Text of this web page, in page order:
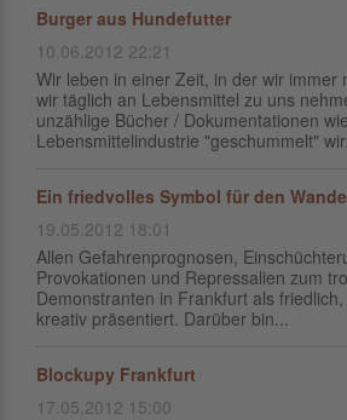
Burger aus Hundefutter
10.06.2012 22:21
Wir leben in einer Zeit, in der wir immer
wir täglich an Lebensmittel zu uns
unzählige Bücher / Dokumentationen
Lebensmittelindustrie "geschummelt"
Ein friedvolles Symbol für den
19.05.2012 18:01
Allen Gefahrenprognosen,
Provokationen und Repressalien zum
Demonstranten in Frankfurt als
kreativ präsentiert. Darüber bin...
Blockupy Frankfurt
17.05.2012 15:00